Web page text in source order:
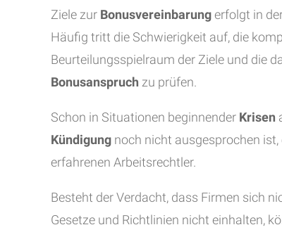
Ziele zur Bonusvereinbarungerfolgt in
Häufig tritt die Schwierigkeit auf, die
Beurteilungsspielraum der Ziele und die
Bonusanspruch zu prüfen.
Schon in Situationen beginnender Krisen
Kündigung noch nicht ausgesprochen
erfahrenen Arbeitsrechtler.
Besteht der Verdacht, dass Firmen sich
Gesetze und Richtlinien nicht einhalten,